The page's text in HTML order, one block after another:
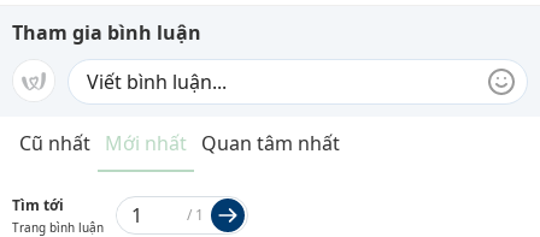
Tham gia bình luận
Cũ nhất Mới nhất Quan tâm nhất
Tìm tới
Trang bình luận
/ 1